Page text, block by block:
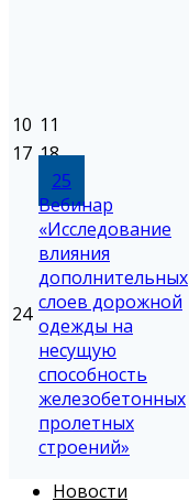
10 11
17 18
24
25
Вебинар
«Исследование
влияния
дополнительных
слоев дорожной
одежды на
несущую
способность
железобетонных
пролетных
строений»
Новости